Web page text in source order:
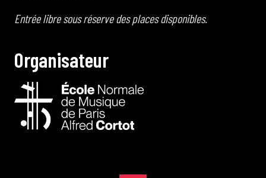
Entrée libre sous réserve des places disponibles.
Organisateur